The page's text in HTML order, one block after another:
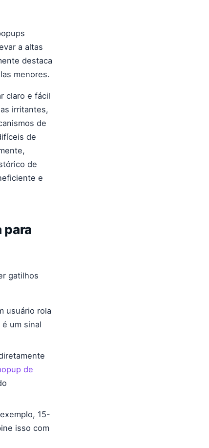
a altas
destaca
menores.
claro e fácil
irritantes,
de
de
de
e
para
gatilhos
usuário rola
um sinal
de
15-
isso com